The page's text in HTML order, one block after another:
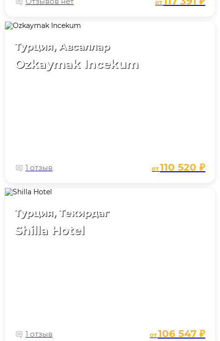
от
Турция, Авсаллар
Ozkaymak Incekum
1 отзыв от110 520 ₽
Турция, Текирдаг
Shilla Hotel
1 отзыв от106 547 ₽